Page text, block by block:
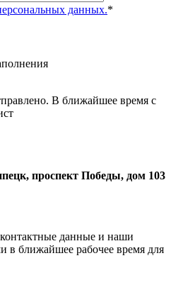
данных.*
В ближайшее время с
проспект Победы, дом 103
данные и наши
в ближайшее рабочее время для